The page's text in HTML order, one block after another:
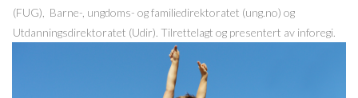
(FUG), Barne-, ungdoms- og familiedirektoratet (ung.no) og
Utdanningsdirektoratet (Udir). Tilrettelagt og presentert av inforegi.